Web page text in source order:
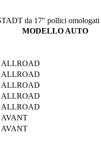
da 17″ pollici omologati
MODELLO AUTO
ALLROAD
ALLROAD
ALLROAD
ALLROAD
ALLROAD
AVANT
AVANT